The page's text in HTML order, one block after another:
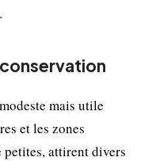
mais utile
et les zones
petites, attirent divers